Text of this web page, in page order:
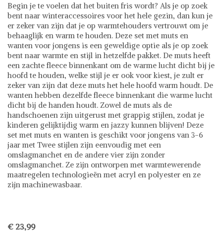
Begin je te voelen dat het buiten fris wordt? Als je op zoek
bent naar winteraccessoires voor het hele gezin, dan kun je
er zeker van zijn dat je op warmtehouders vertrouwt om je
behaaglijk en warm te houden. Deze set met muts en
wanten voor jongens is een geweldige optie als je op zoek
bent naar warmte en stijl in hetzelfde pakket. De muts heeft
een zachte fleece binnenkant om de warme lucht dicht bij je
hoofd te houden, welke stijl je er ook voor kiest, je zult er
zeker van zijn dat deze muts het hele hoofd warm houdt. De
wanten hebben dezelfde fleece binnenkant die warme lucht
dicht bij de handen houdt. Zowel de muts als de
handschoenen zijn uitgerust met grappig stijlen, zodat je
kinderen gelijktijdig warm en jazzy kunnen blijven! Deze
set met muts en wanten is geschikt voor jongens van 3-6
jaar met Twee stijlen zijn eenvoudig met een
omslagmanchet en de andere vier zijn zonder
omslagmanchet. Ze zijn ontworpen met warmtewerende
maatregelen technologieën met acryl en polyester en ze
zijn machinewasbaar.
€ 23,99